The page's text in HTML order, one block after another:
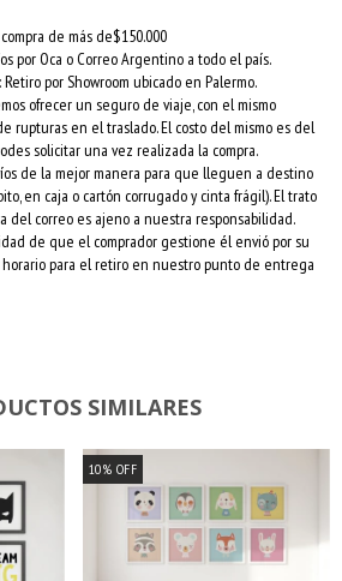
de más de$150.000
por Oca o Correo Argentino a todo el país.
por Showroom ubicado en Palermo.
ofrecer un seguro de viaje, con el mismo
rupturas en el traslado. El costo del mismo es del
solicitar una vez realizada la compra.
de la mejor manera para que lleguen a destino
en caja o cartón corrugado y cinta frágil). El trato
del correo es ajeno a nuestra responsabilidad.
de que el comprador gestione él envió por su
para el retiro en nuestro punto de entrega
SIMILARES
10% OFF